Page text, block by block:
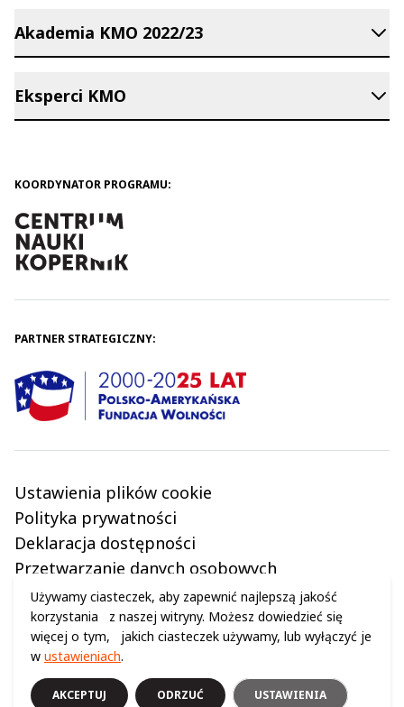
Akademia KMO 2022/23
Eksperci KMO
KOORDYNATOR PROGRAMU:
PARTNER STRATEGICZNY:
Ustawienia plików cookie
Polityka prywatności
Deklaracja dostępności
Przetwarzanie danych osobowych
Regulamin
© 2024 WSZELKIE PRAWA ZASTRZEŻONE (C) CENTRUM NAUKI KOPERNIK
Używamy ciasteczek, aby zapewnić najlepszą jakość
korzystania z naszej witryny. Możesz dowiedzieć się
więcej o tym, jakich ciasteczek używamy, lub wyłączyć je
w ustawieniach.
AKCEPTUJ ODRZUĆ USTAWIENIA